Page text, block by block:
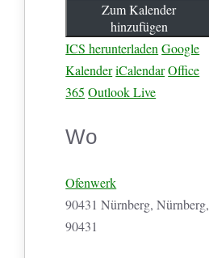
Zum Kalender
hinzufügen
ICS herunterladen Google
KalenderiCalendarOffice
365 Outlook Live
Wo
Ofenwerk
90431 Nürnberg, Nürnberg,
90431